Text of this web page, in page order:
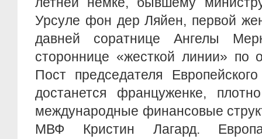
Урсуле фон дер Ляйен, первой
давней соратнице Ангелы
стороннице «жесткой линии» по
Пост председателя
достанется француженке,
международные финансовые
МВФ Кристин Лагард.